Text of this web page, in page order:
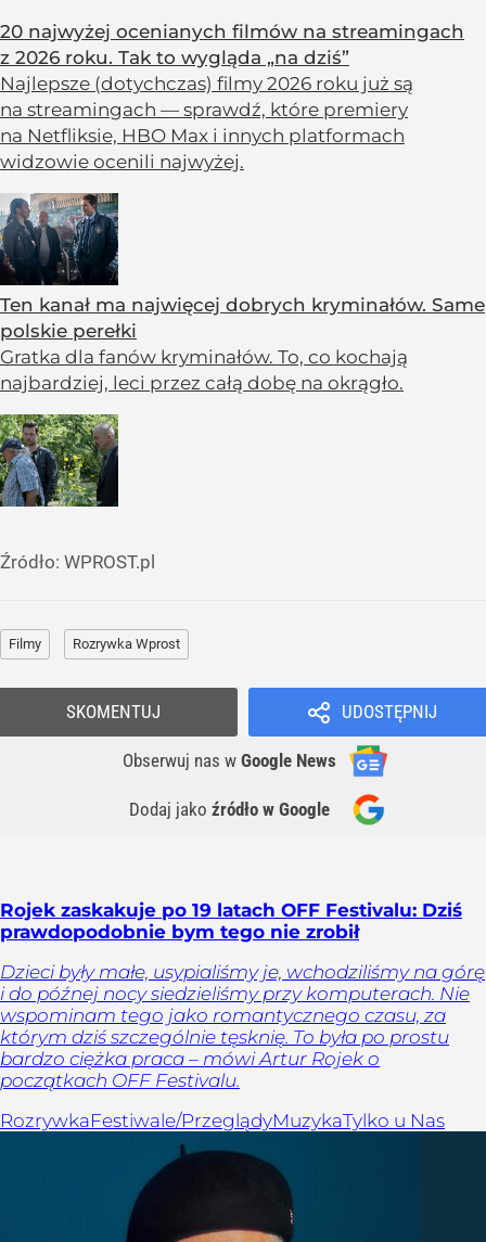
20 najwyżej ocenianych filmów na streamingach
z 2026 roku. Tak to wygląda „na dziś”
Najlepsze (dotychczas) filmy 2026 roku już są
na streamingach — sprawdź, które premiery
na Netfliksie, HBO Max i innych platformach
widzowie ocenili najwyżej.
Ten kanał ma najwięcej dobrych kryminałów. Same
polskie perełki
Gratka dla fanów kryminałów. To, co kochają
najbardziej, leci przez całą dobę na okrągło.
Źródło: WPROST.pl
Filmy Rozrywka Wprost
UDOSTĘPNIJ
Obserwuj nas w Google News
Dodaj jako źródło w Google
SKOMENTUJ
Rojek zaskakuje po 19 latach OFF Festivalu: Dziś
prawdopodobnie bym tego nie zrobił
Dzieci były małe, usypialiśmy je, wchodziliśmy na górę
i do późnej nocy siedzieliśmy przy komputerach. Nie
wspominam tego jako romantycznego czasu, za
którym dziś szczególnie tęsknię. To była po prostu
bardzo ciężka praca – mówi Artur Rojek o
początkach OFF Festivalu.
RozrywkaFestiwale/PrzeglądyMuzykaTylko u Nas